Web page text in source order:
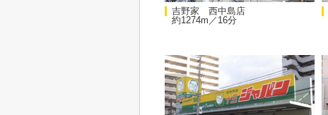
吉野家 西中島店
約1274m／16分